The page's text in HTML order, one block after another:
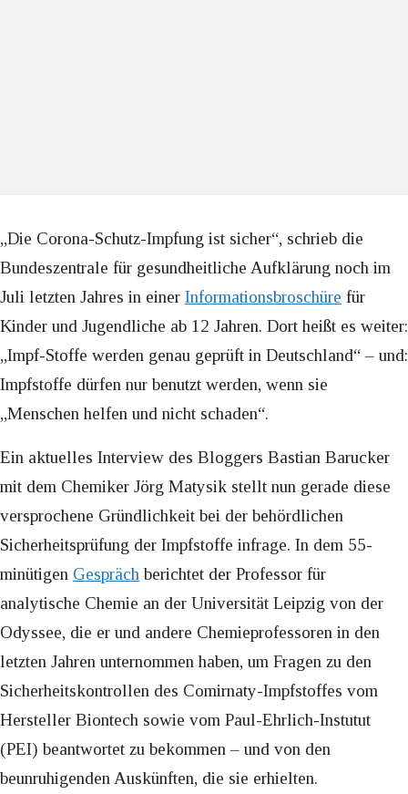
„Die Corona-Schutz-Impfung ist sicher“, schrieb die
Bundeszentrale für gesundheitliche Aufklärung noch im
Juli letzten Jahres in einer Informationsbroschüre für
Kinder und Jugendliche ab 12 Jahren. Dort heißt es weiter:
„Impf-Stoffe werden genau geprüft in Deutschland“ – und:
Impfstoffe dürfen nur benutzt werden, wenn sie
„Menschen helfen und nicht schaden“.
Ein aktuelles Interview des Bloggers Bastian Barucker
mit dem Chemiker Jörg Matysik stellt nun gerade diese
versprochene Gründlichkeit bei der behördlichen
Sicherheitsprüfung der Impfstoffe infrage. In dem 55-
minütigen Gesprächberichtet der Professor für
analytische Chemie an der Universität Leipzig von der
Odyssee, die er und andere Chemieprofessoren in den
letzten Jahren unternommen haben, um Fragen zu den
Sicherheitskontrollen des Comirnaty-Impfstoffes vom
Hersteller Biontech sowie vom Paul-Ehrlich-Instutut
(PEI) beantwortet zu bekommen – und von den
beunruhigenden Auskünften, die sie erhielten.